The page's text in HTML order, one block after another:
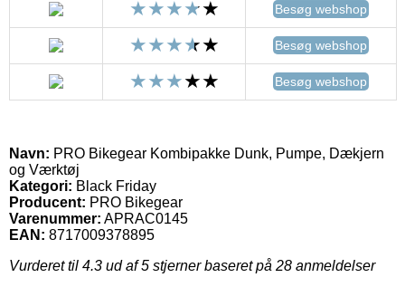
Besøg webshop
Besøg webshop
Besøg webshop
Navn: PRO Bikegear Kombipakke Dunk, Pumpe, Dækjern
og Værktøj
Kategori: Black Friday
Producent: PRO Bikegear
Varenummer: APRAC0145
EAN: 8717009378895
Vurderet til 4.3 ud af 5 stjerner baseret på 28 anmeldelser